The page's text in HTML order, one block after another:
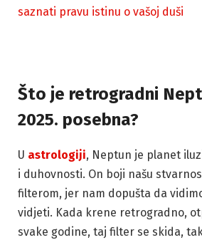
saznati pravu istinu o vašoj duši
Što je retrogradni
2025. posebna?
U astrologiji, Neptun je planet
i duhovnosti. On boji našu
filterom, jer nam dopušta da
vidjeti. Kada krene retrogradno,
svake godine, taj filter se skida,